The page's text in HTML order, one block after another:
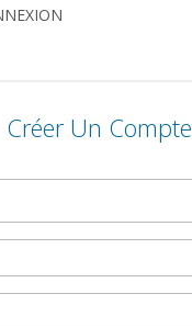
Créer Un Compte